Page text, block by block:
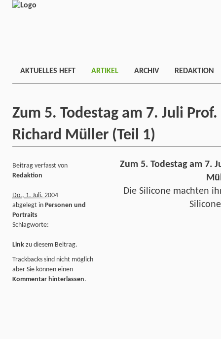
AKTUELLES HEFT ARTIKEL ARCHIV REDAKTION
Zum 5. Todestag am 7. Juli
Richard Müller (Teil 1)
Zum 5. Todestag am 7.
Die Silicone machten
Beitrag verfasst von
Redaktion
Do., 1. Juli. 2004
abgelegt in Personen und
Portraits
Schlagworte:
Link zu diesem Beitrag.
Trackbacks sind nicht möglich
aber Sie können einen
Kommentar hinterlassen.